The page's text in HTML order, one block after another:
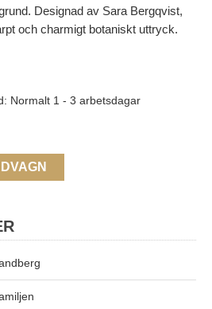
Designad av Sara Bergqvist,
och charmigt botaniskt uttryck.
Normalt 1 - 3 arbetsdagar